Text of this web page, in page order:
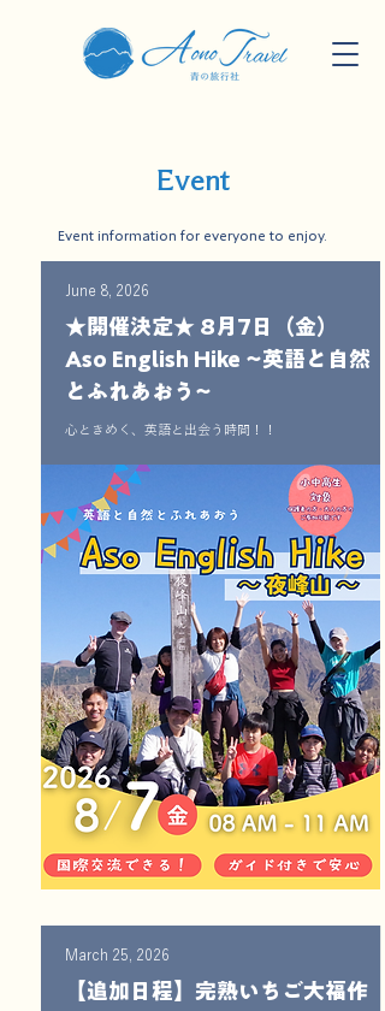
Event
Event information for everyone to enjoy.
June 8, 2026
★開催決定★ 8月7日（金）
Aso English Hike ~英語と自然
とふれあおう~
心ときめく、英語と出会う時間！！
March 25, 2026
【追加日程】完熟いちご大福作